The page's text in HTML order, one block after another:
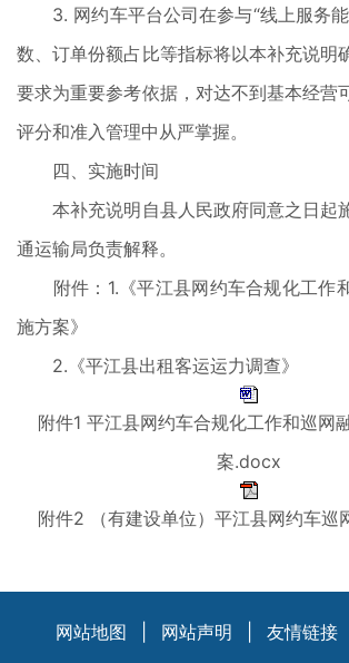
3. 网约车平台公司在参与“线上服务能
数、订单份额占比等指标将以本补充说明
要求为重要参考依据，对达不到基本经营
评分和准入管理中从严掌握。
四、实施时间
本补充说明自县人民政府同意之日起
通运输局负责解释。
附件：1.《平江县网约车合规化工作
施方案》
2.《平江县出租客运运力调查》
附件1 平江县网约车合规化工作和巡网
案.docx
附件2 （有建设单位）平江县网约车巡
网站地图 网站声明 友情链接